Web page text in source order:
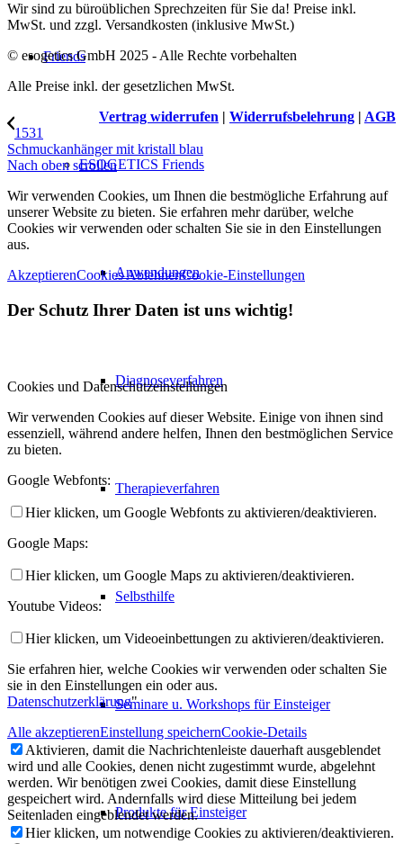
Friends
ESOGETICS Friends
Anwendungen
Diagnoseverfahren
Therapieverfahren
Selbsthilfe
Seminare u. Workshops für Einsteiger
Produkte für Einsteiger
Wir sind zu büroüblichen Sprechzeiten für Sie da! Preise inkl.
MwSt. und zzgl. Versandkosten (inklusive MwSt.)
© esogetics GmbH 2025 - Alle Rechte vorbehalten
Alle Preise inkl. der gesetzlichen MwSt.
Vertrag widerrufen | Widerrufsbelehrung | AGB
1531
Schmuckanhänger mit kristall blau
Nach oben scrollen
Wir verwenden Cookies, um Ihnen die bestmögliche Erfahrung auf
unserer Website zu bieten. Sie erfahren mehr darüber, welche
Cookies wir verwenden oder schalten Sie sie in den Einstellungen
aus.
AkzeptierenCookies AblehnenCookie-Einstellungen
Der Schutz Ihrer Daten ist uns wichtig!
Cookies und Datenschutzeinstellungen
Wir verwenden Cookies auf dieser Website. Einige von ihnen sind
essenziell, während andere helfen, Ihnen den bestmöglichen Service
zu bieten.
Google Webfonts:
Hier klicken, um Google Webfonts zu aktivieren/deaktivieren.
Google Maps:
Hier klicken, um Google Maps zu aktivieren/deaktivieren.
Youtube Videos:
Hier klicken, um Videoeinbettungen zu aktivieren/deaktivieren.
Sie erfahren hier, welche Cookies wir verwenden oder schalten Sie
sie in den Einstellungen ein oder aus.
Datenschutzerklärung"
Alle akzeptierenEinstellung speichernCookie-Details
Aktivieren, damit die Nachrichtenleiste dauerhaft ausgeblendet
wird und alle Cookies, denen nicht zugestimmt wurde, abgelehnt
werden. Wir benötigen zwei Cookies, damit diese Einstellung
gespeichert wird. Andernfalls wird diese Mitteilung bei jedem
Seitenladen eingeblendet werden.
Hier klicken, um notwendige Cookies zu aktivieren/deaktivieren.